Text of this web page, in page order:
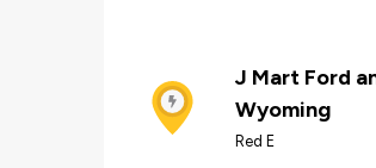
J Mart Ford
Wyoming
Red E